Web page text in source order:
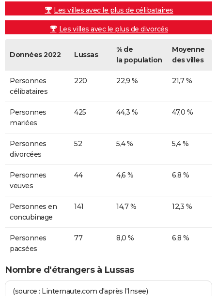
Les villes avec le plus de célibataires
Les villes avec le plus de divorcés
Données 2022 Lussas
% de
la population
Moyenne
des villes
Personnes
célibataires
220 22,9 % 21,7 %
Personnes
mariées
425 44,3 % 47,0 %
Personnes
divorcées
52 5,4 % 5,4 %
Personnes
veuves
44 4,6 % 6,8 %
Personnes en
concubinage
141 14,7 % 12,3 %
Personnes
pacsées
77 8,0 % 6,8 %
Nombre d'étrangers à Lussas
(source : Linternaute.com d'après l'Insee)